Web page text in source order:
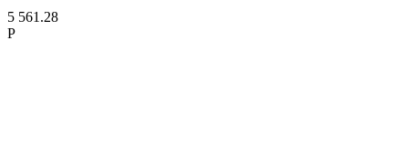
5 561.28
Р